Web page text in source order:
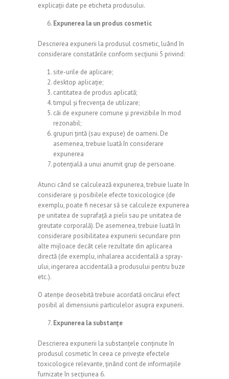
explicații date pe eticheta produsului.
Expunerea la un produs cosmetic
Descrierea expunerii la produsul cosmetic, luând în
considerare constatările conform secțiunii 5 privind:
site-urile de aplicare;
desktop aplicație;
cantitatea de produs aplicată;
timpul și frecvența de utilizare;
căi de expunere comune și previzibile în mod
rezonabil;
grupuri țintă (sau expuse) de oameni. De
asemenea, trebuie luată în considerare
expunerea
potențială a unui anumit grup de persoane.
Atunci când se calculează expunerea, trebuie luate în
considerare și posibilele efecte toxicologice (de
exemplu, poate fi necesar să se calculeze expunerea
pe unitatea de suprafață a pielii sau pe unitatea de
greutate corporală). De asemenea, trebuie luată în
considerare posibilitatea expunerii secundare prin
alte mijloace decât cele rezultate din aplicarea
directă (de exemplu, inhalarea accidentală a spray-
ului, ingerarea accidentală a produsului pentru buze
etc.).
O atenție deosebită trebuie acordată oricărui efect
posibil al dimensiunii particulelor asupra expunerii.
Expunerea la substanțe
Descrierea expunerii la substanțele conținute în
produsul cosmetic în ceea ce privește efectele
toxicologice relevante, ținând cont de informațiile
furnizate în secțiunea 6.